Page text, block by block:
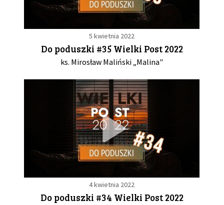
5 kwietnia 2022
Do poduszki #35 Wielki Post 2022
ks. Mirosław Maliński „Malina"
4 kwietnia 2022
Do poduszki #34 Wielki Post 2022